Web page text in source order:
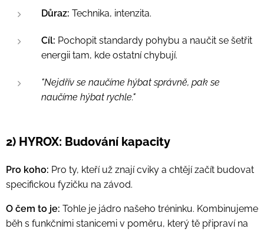
Důraz: Technika, intenzita.
Cíl: Pochopit standardy pohybu a naučit se šetřit
energii tam, kde ostatní chybují.
"Nejdřív se naučíme hýbat správně, pak se
naučíme hýbat rychle."
2) HYROX: Budování kapacity
Pro koho: Pro ty, kteří už znají cviky a chtějí začít budovat
specifickou fyzičku na závod.
O čem to je: Tohle je jádro našeho tréninku. Kombinujeme
běh s funkčními stanicemi v poměru, který tě připraví na